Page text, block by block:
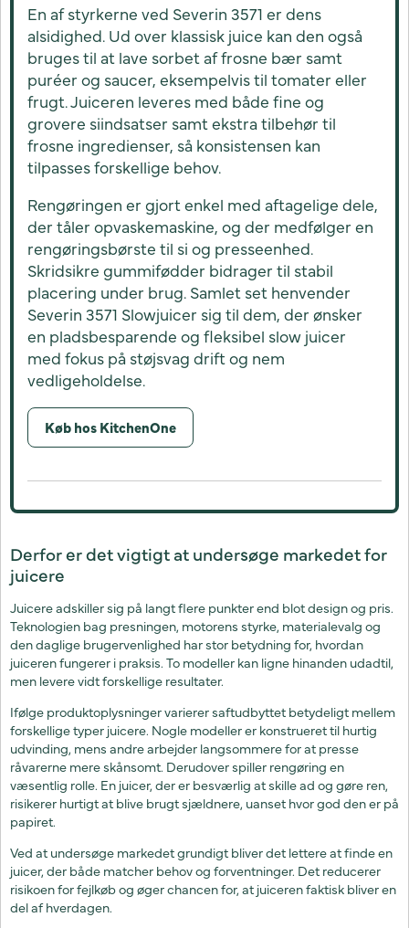
En af styrkerne ved Severin 3571 er dens
alsidighed. Ud over klassisk juice kan den også
bruges til at lave sorbet af frosne bær samt
puréer og saucer, eksempelvis til tomater eller
frugt. Juiceren leveres med både fine og
grovere siindsatser samt ekstra tilbehør til
frosne ingredienser, så konsistensen kan
tilpasses forskellige behov.
Rengøringen er gjort enkel med aftagelige dele,
der tåler opvaskemaskine, og der medfølger en
rengøringsbørste til si og presseenhed.
Skridsikre gummifødder bidrager til stabil
placering under brug. Samlet set henvender
Severin 3571 Slowjuicer sig til dem, der ønsker
en pladsbesparende og fleksibel slow juicer
med fokus på støjsvag drift og nem
vedligeholdelse.
Køb hos KitchenOne
Derfor er det vigtigt at undersøge markedet for
juicere
Juicere adskiller sig på langt flere punkter end blot design og pris.
Teknologien bag presningen, motorens styrke, materialevalg og
den daglige brugervenlighed har stor betydning for, hvordan
juiceren fungerer i praksis. To modeller kan ligne hinanden udadtil,
men levere vidt forskellige resultater.
Ifølge produktoplysninger varierer saftudbyttet betydeligt mellem
forskellige typer juicere. Nogle modeller er konstrueret til hurtig
udvinding, mens andre arbejder langsommere for at presse
råvarerne mere skånsomt. Derudover spiller rengøring en
væsentlig rolle. En juicer, der er besværlig at skille ad og gøre ren,
risikerer hurtigt at blive brugt sjældnere, uanset hvor god den er på
papiret.
Ved at undersøge markedet grundigt bliver det lettere at finde en
juicer, der både matcher behov og forventninger. Det reducerer
risikoen for fejlkøb og øger chancen for, at juiceren faktisk bliver en
del af hverdagen.